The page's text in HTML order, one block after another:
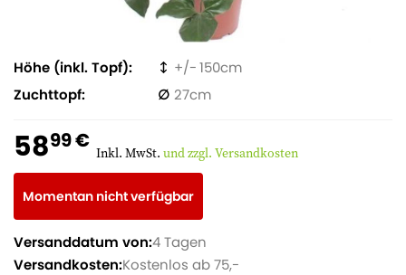
Höhe (inkl. Topf)
150
Zuchttopf
27
5899 € Inkl. MwSt. und zzgl. Versandkosten
Momentan nicht verfügbar
Versanddatum von:4 Tagen
Versandkosten:Kostenlos ab 75,-